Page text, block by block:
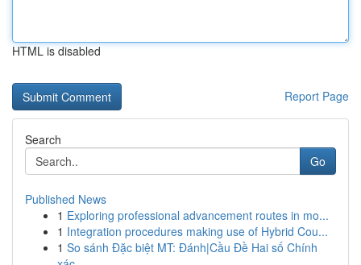
HTML is disabled
Report Page
Search
Go
Published News
1 Exploring professional advancement routes in mo...
1 Integration procedures making use of Hybrid Cou...
1 So sánh Đặc biệt MT: Đánh|Cầu Đề Hai số Chính